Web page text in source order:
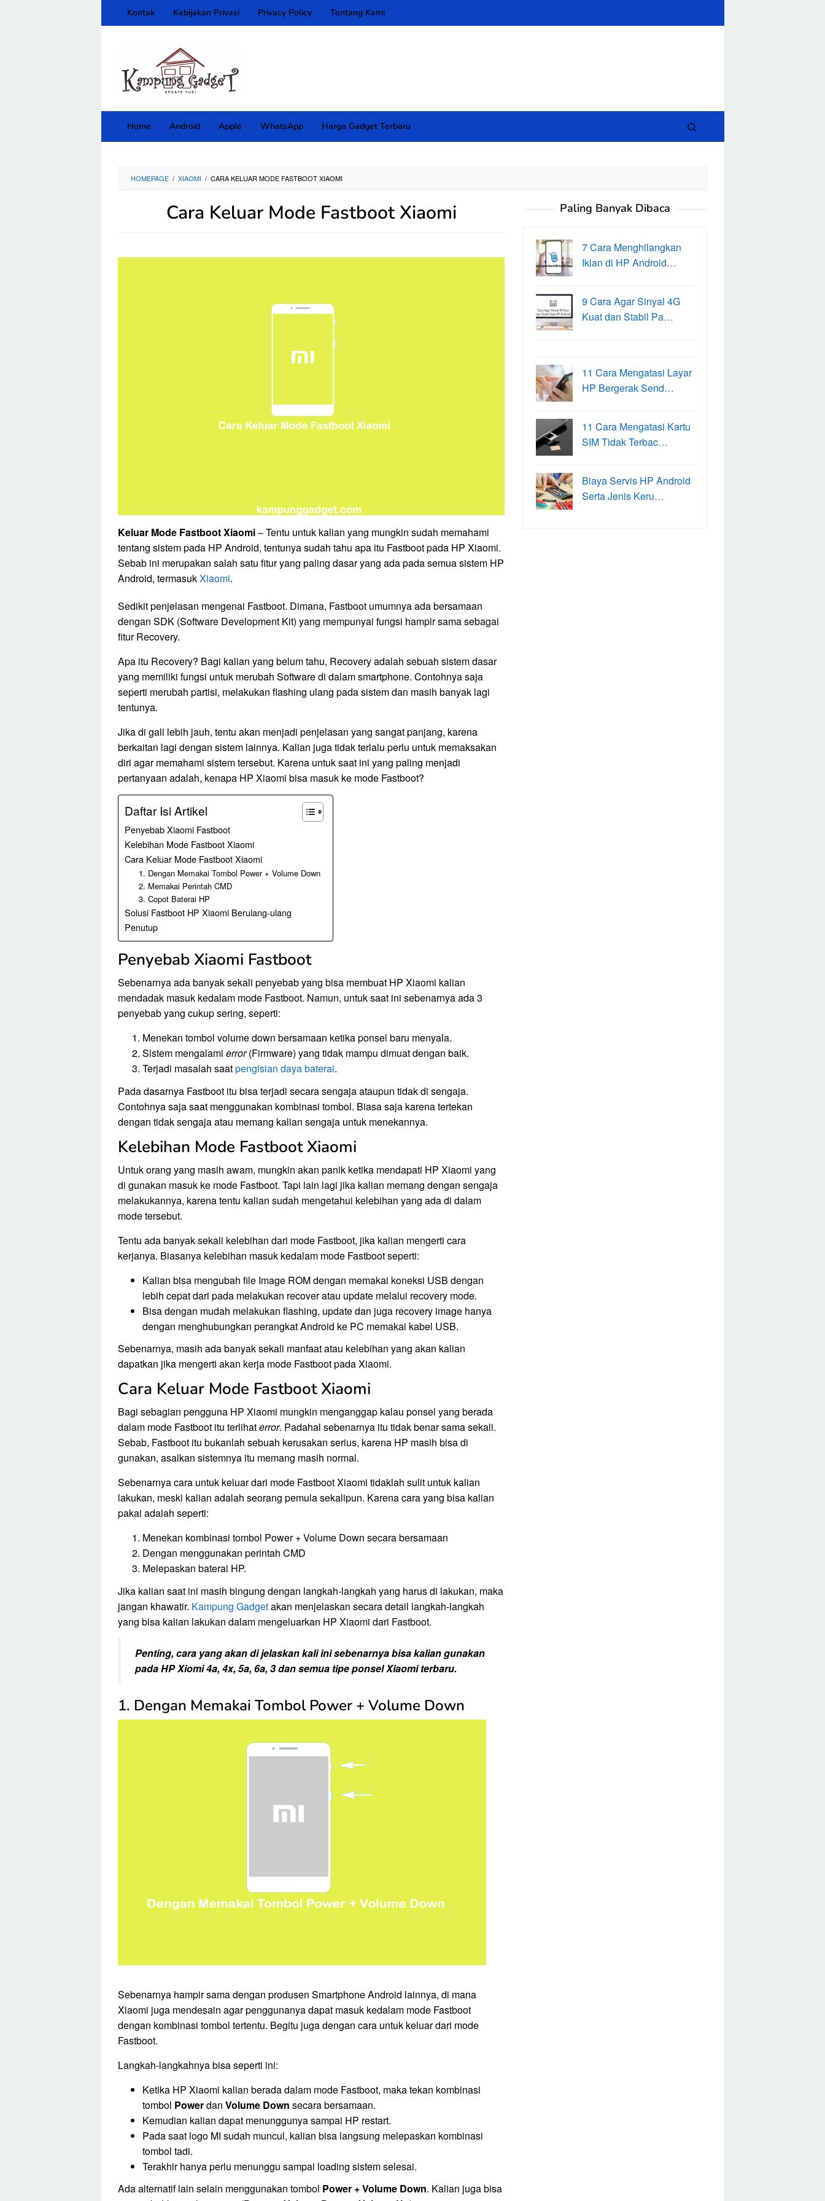
to
Kontak Kebijakan Privasi Privacy Policy Tentang Kami
Home Android Apple WhatsApp Harga Gadget Terbaru
HOMEPAGE / XIAOMI / CARA KELUAR MODE FASTBOOT XIAOMI
Cara Keluar Mode Fastboot Xiaomi
Keluar Mode Fastboot Xiaomi– Tentu untuk kalian yang mungkin sudah memahami
tentang sistem pada HP Android, tentunya sudah tahu apa itu Fastboot pada HP Xiaomi.
Sebab ini merupakan salah satu fitur yang paling dasar yang ada pada semua sistem HP
Android, termasukXiaomi.
Sedikit penjelasan mengenai Fastboot. Dimana, Fastboot umumnya ada bersamaan
dengan SDK (Software Development Kit) yang mempunyai fungsi hampir sama sebagai
fitur Recovery.
Apa itu Recovery? Bagi kalian yang belum tahu, Recovery adalah sebuah sistem dasar
yang memiliki fungsi untuk merubah Software di dalam smartphone. Contohnya saja
seperti merubah partisi, melakukan flashing ulang pada sistem dan masih banyak lagi
tentunya.
Jika di gali lebih jauh, tentu akan menjadi penjelasan yang sangat panjang, karena
berkaitan lagi dengan sistem lainnya. Kalian juga tidak terlalu perlu untuk memaksakan
diri agar memahami sistem tersebut. Karena untuk saat ini yang paling menjadi
pertanyaan adalah, kenapa HP Xiaomi bisa masuk ke mode Fastboot?
Daftar Isi Artikel
Penyebab Xiaomi Fastboot
Kelebihan Mode Fastboot Xiaomi
Cara Keluar Mode Fastboot Xiaomi
1. Dengan Memakai Tombol Power + Volume Down
2. Memakai Perintah CMD
3. Copot Baterai HP
Solusi Fastboot HP Xiaomi Berulang-ulang
Penutup
Penyebab Xiaomi Fastboot
Sebenarnya ada banyak sekali penyebab yang bisa membuat HP Xiaomi kalian
mendadak masuk kedalam mode Fastboot. Namun, untuk saat ini sebenarnya ada 3
penyebab yang cukup sering, seperti:
Menekan tombol volume down bersamaan ketika ponsel baru menyala.
Sistem mengalami error(Firmware) yang tidak mampu dimuat dengan baik.
Terjadi masalah saatpengisian daya baterai.
Pada dasarnya Fastboot itu bisa terjadi secara sengaja ataupun tidak di sengaja.
Contohnya saja saat menggunakan kombinasi tombol. Biasa saja karena tertekan
dengan tidak sengaja atau memang kalian sengaja untuk menekannya.
Kelebihan Mode Fastboot Xiaomi
Untuk orang yang masih awam, mungkin akan panik ketika mendapati HP Xiaomi yang
di gunakan masuk ke mode Fastboot. Tapi lain lagi jika kalian memang dengan sengaja
melakukannya, karena tentu kalian sudah mengetahui kelebihan yang ada di dalam
mode tersebut.
Tentu ada banyak sekali kelebihan dari mode Fastboot, jika kalian mengerti cara
kerjanya. Biasanya kelebihan masuk kedalam mode Fastboot seperti:
Kalian bisa mengubah file Image ROM dengan memakai koneksi USB dengan
lebih cepat dari pada melakukan recover atau update melalui recovery mode.
Bisa dengan mudah melakukan flashing, update dan juga recovery image hanya
dengan menghubungkan perangkat Android ke PC memakai kabel USB.
Sebenarnya, masih ada banyak sekali manfaat atau kelebihan yang akan kalian
dapatkan jika mengerti akan kerja mode Fastboot pada Xiaomi.
Cara Keluar Mode Fastboot Xiaomi
Bagi sebagian pengguna HP Xiaomi mungkin menganggap kalau ponsel yang berada
dalam mode Fastboot itu terlihaterror. Padahal sebenarnya itu tidak benar sama sekali.
Sebab, Fastboot itu bukanlah sebuah kerusakan serius, karena HP masih bisa di
gunakan, asalkan sistemnya itu memang masih normal.
Sebenarnya cara untuk keluar dari mode Fastboot Xiaomi tidaklah sulit untuk kalian
lakukan, meski kalian adalah seorang pemula sekalipun. Karena cara yang bisa kalian
pakai adalah seperti:
Menekan kombinasi tombol Power + Volume Down secara bersamaan
Dengan menggunakan perintah CMD
Melepaskan baterai HP.
Jika kalian saat ini masih bingung dengan langkah-langkah yang harus di lakukan, maka
jangan khawatir. Kampung Gadgetakan menjelaskan secara detail langkah-langkah
yang bisa kalian lakukan dalam mengeluarkan HP Xiaomi dari Fastboot.
Penting, cara yang akan di jelaskan kali ini sebenarnya bisa kalian gunakan
pada HP Xiomi 4a, 4x, 5a, 6a, 3 dan semua tipe ponsel Xiaomi terbaru.
1. Dengan Memakai Tombol Power + Volume Down
Sebenarnya hampir sama dengan produsen Smartphone Android lainnya, di mana
Xiaomi juga mendesain agar penggunanya dapat masuk kedalam mode Fastboot
dengan kombinasi tombol tertentu. Begitu juga dengan cara untuk keluar dari mode
Fastboot.
Langkah-langkahnya bisa seperti ini:
Ketika HP Xiaomi kalian berada dalam mode Fastboot, maka tekan kombinasi
tombol Powerdan Volume Down secara bersamaan.
Kemudian kalian dapat menunggunya sampai HP restart.
Pada saat logo MI sudah muncul, kalian bisa langsung melepaskan kombinasi
tombol tadi.
Terakhir hanya perlu menunggu sampai loading sistem selesai.
Ada alternatif lain selain menggunakan tombol Power + Volume Down. Kalian juga bisa
Paling Banyak Dibaca
7 Cara Menghilangkan
Iklan di HP Android…
9 Cara Agar Sinyal 4G
Kuat dan Stabil Pa…
11 Cara Mengatasi Layar
HP Bergerak Send…
11 Cara Mengatasi Kartu
SIM Tidak Terbac…
Biaya Servis HP Android
Serta Jenis Keru…